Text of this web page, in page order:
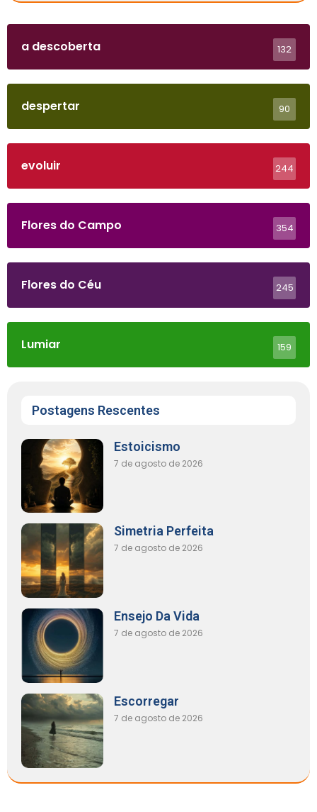
a descoberta 132
despertar 90
evoluir 244
Flores do Campo 354
Flores do Céu 245
Lumiar 159
Postagens Rescentes
Estoicismo
7 de agosto de 2026
Simetria Perfeita
7 de agosto de 2026
Ensejo Da Vida
7 de agosto de 2026
Escorregar
7 de agosto de 2026